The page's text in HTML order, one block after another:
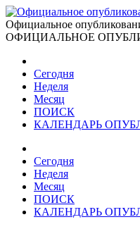
Официальное
ОФИЦИАЛЬНОЕ
Сегодня
Неделя
Месяц
ПОИСК
КАЛЕНДАРЬ
Сегодня
Неделя
Месяц
ПОИСК
КАЛЕНДАРЬ